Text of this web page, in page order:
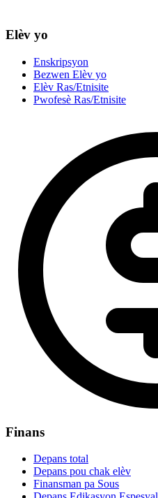
Elèv yo
Enskripsyon
Bezwen Elèv yo
Elèv Ras/Etnisite
Pwofesè Ras/Etnisite
Finans
Depans total
Depans pou chak elèv
Finansman pa Sous